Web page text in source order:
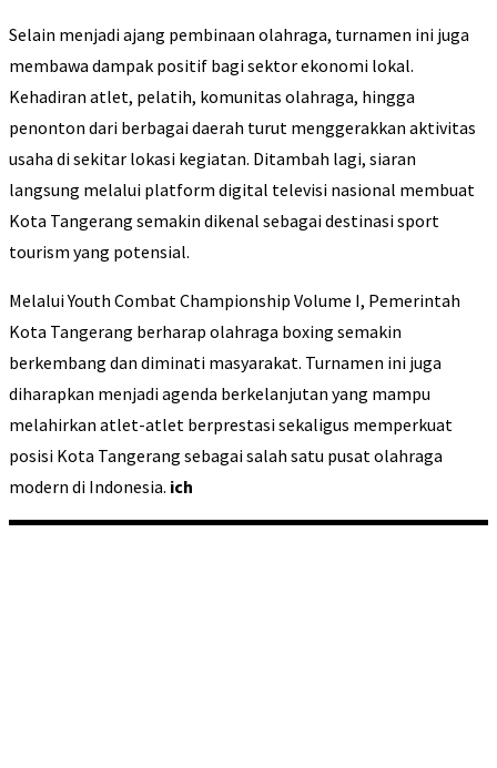
Selain menjadi ajang pembinaan olahraga, turnamen ini juga
membawa dampak positif bagi sektor ekonomi lokal.
Kehadiran atlet, pelatih, komunitas olahraga, hingga
penonton dari berbagai daerah turut menggerakkan aktivitas
usaha di sekitar lokasi kegiatan. Ditambah lagi, siaran
langsung melalui platform digital televisi nasional membuat
Kota Tangerang semakin dikenal sebagai destinasi sport
tourism yang potensial.
Melalui Youth Combat Championship Volume I, Pemerintah
Kota Tangerang berharap olahraga boxing semakin
berkembang dan diminati masyarakat. Turnamen ini juga
diharapkan menjadi agenda berkelanjutan yang mampu
melahirkan atlet-atlet berprestasi sekaligus memperkuat
posisi Kota Tangerang sebagai salah satu pusat olahraga
modern di Indonesia. ich